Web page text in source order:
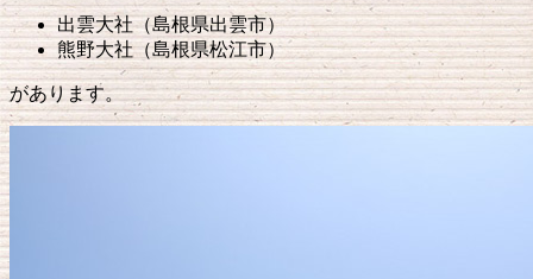
出雲大社（島根県出雲市）
熊野大社（島根県松江市）
があります。